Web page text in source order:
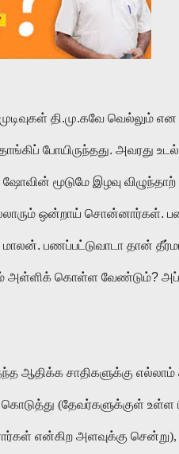
முடிவுகள் தி.மு.கவே வெல்லும்
போயிருந்தது. அவரது
மூடுமே இழவு விழுந்தாற்
ஒன்றாய் சொன்னார்கள்.
மாலன். பணப்பட்டுவாடா தான்
அள்ளிக் கொள்ள வேண்டும்?
ஆதிக்க சாதிகளுக்கு எல்லாம்
கொடுத்து (தேவர்களுக்குள் உள்ள
என்கிற அளவுக்கு